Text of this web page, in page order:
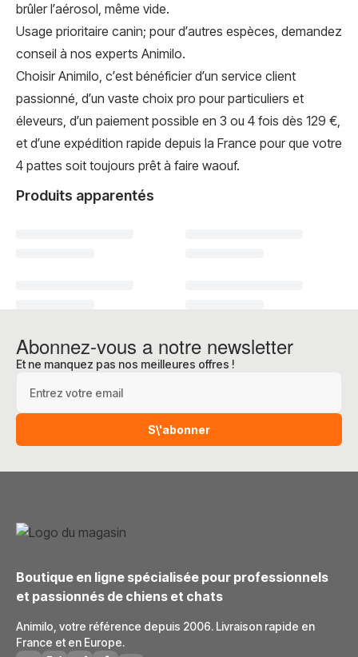
brûler l’aérosol, même vide.
Usage prioritaire canin; pour d’autres espèces, demandez
conseil à nos experts Animilo.
Choisir Animilo, c’est bénéficier d’un service client
passionné, d’un vaste choix pro pour particuliers et
éleveurs, d’un paiement possible en 3 ou 4 fois dès 129 €,
et d’une expédition rapide depuis la France pour que votre
4 pattes soit toujours prêt à faire waouf.
Produits apparentés
Abonnez-vous a notre newsletter
Et ne manquez pas nos meilleures offres !
S\'abonner
Boutique en ligne spécialisée pour professionnels
et passionnés de chiens et chats
Animilo, votre référence depuis 2006. Livraison rapide en
France et en Europe.